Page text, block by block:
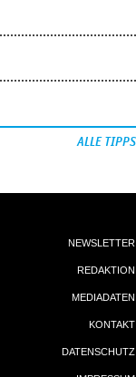
ALLE TIPPS
NEWSLETTER
REDAKTION
MEDIADATEN
KONTAKT
DATENSCHUTZ